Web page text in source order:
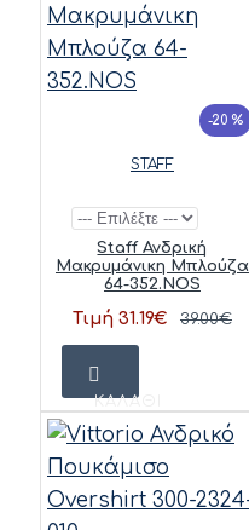
-20 %
STAFF
Staff Ανδρική
Μακρυμάνικη Μπλούζα
64-352.NOS
Τιμή 31.19€ 39.00€
ΚΑΛΆΘΙ